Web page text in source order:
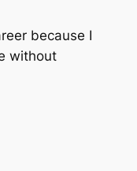
because I
without